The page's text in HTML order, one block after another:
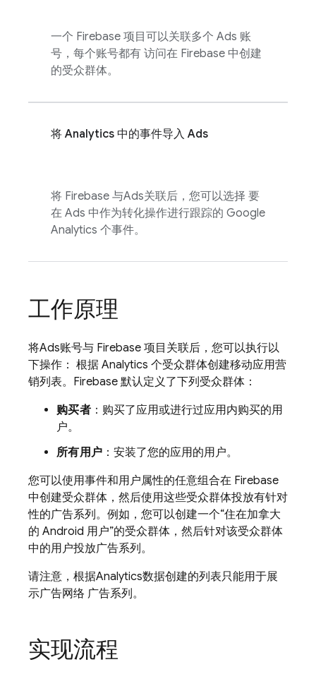
一个 Firebase 项目可以关联多个 Ads 账
号，每个账号都有 访问在 Firebase 中创建
的受众群体。
将 Analytics 中的事件导入 Ads
将 Firebase 与Ads关联后，您可以选择 要
在 Ads 中作为转化操作进行跟踪的 Google
Analytics 个事件。
工作原理
将Ads账号与 Firebase 项目关联后，您可以执行以
下操作： 根据 Analytics 个受众群体创建移动应用营
销列表。Firebase 默认定义了下列受众群体：
购买者：购买了应用或进行过应用内购买的用
户。
所有用户 ：安装了您的应用的用户。
您可以使用事件和用户属性的任意组合在 Firebase
中创建受众群体，然后使用这些受众群体投放有针对
性的广告系列。例如，您可以创建一个“住在加拿大
的 Android 用户”的受众群体，然后针对该受众群体
中的用户投放广告系列。
请注意，根据Analytics数据创建的列表只能用于展
示广告网络 广告系列。
实现流程